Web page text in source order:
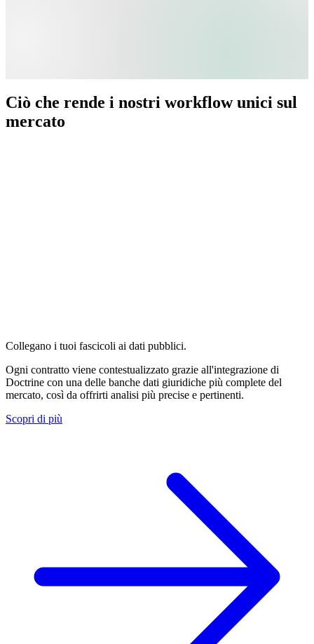
Ciò che rende i nostri workflow unici sul
mercato
Collegano i tuoi fascicoli ai dati pubblici.
Ogni contratto viene contestualizzato grazie all'integrazione di
Doctrine con una delle banche dati giuridiche più complete del
mercato, così da offrirti analisi più precise e pertinenti.
Scopri di più